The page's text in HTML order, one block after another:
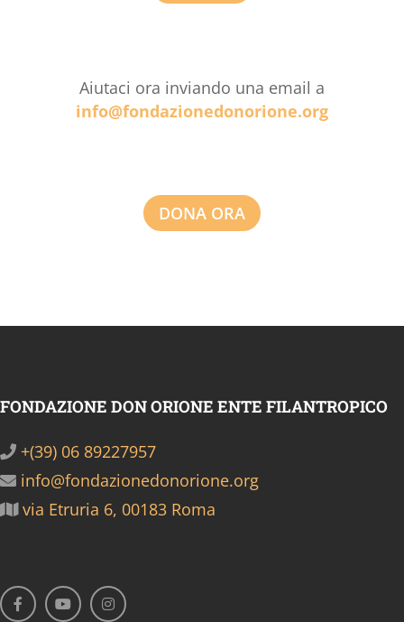
Aiutaci ora inviando una email a
info@fondazionedonorione.org
DONA ORA
FONDAZIONE DON ORIONE ENTE FILANTROPICO
+(39) 06 89227957
info@fondazionedonorione.org
via Etruria 6, 00183 Roma